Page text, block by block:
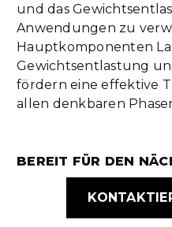
und das
Anwendungen zu
Hauptkomponenten
Gewichtsentlastung
fördern eine effektive
allen denkbaren
BEREIT FÜR DEN